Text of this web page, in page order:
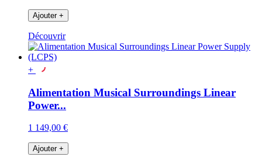
Ajouter +
Découvrir
+
Alimentation Musical Surroundings Linear
Power...
1 149,00 €
Ajouter +